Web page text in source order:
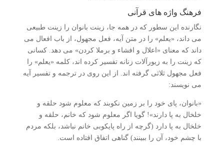
فرهنگ واژه های قرآنی
نگارنده این سطور که در همه جا، زینت بانوان را زینت طبیعی
می داند، «یعلم» را در متن آیه، فعل مجهول، از باب افعال می
داند که معنای «اعلال و افشاء و برملا کردن» می دهد. کسانی
که زینت را به زیورآلات زنانه تفسیر کرده اند، کلمه «یعلم» را
فعل مجهول ثلاثی گرفته اند. از این روی در ترجمه و تفسیر آیه
می نویسند:
«بانوان، پای خود را بر زمین نکوبند که معلوم شود حلقه و
خلخال به پا دارند»! گویا اگر معلوم شود که خانم، حلقه و
خلخال به پا دارد (گرچه از راه پایکوبی خانم نباشد، بلکه مردم
با چشم خود، آن را ببینند) گناهی اتفاق افتاده است.